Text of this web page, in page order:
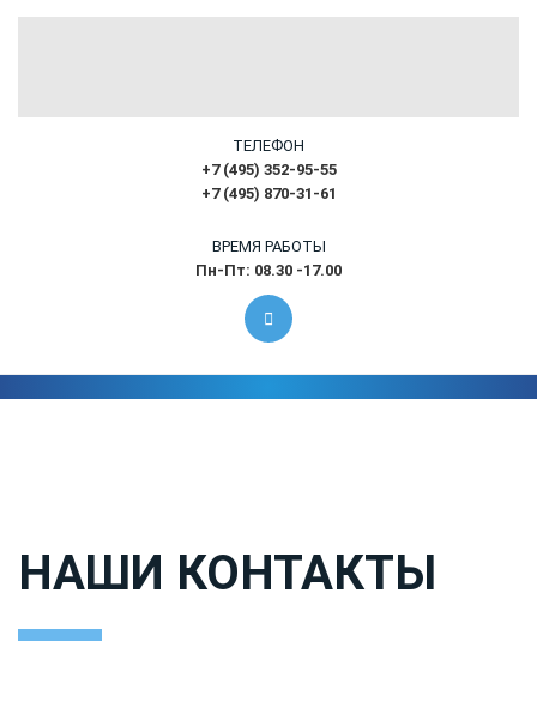
ТЕЛЕФОН
+7 (495) 352-95-55
+7 (495) 870-31-61
ВРЕМЯ РАБОТЫ
Пн-Пт: 08.30 -17.00
НАШИ КОНТАКТЫ